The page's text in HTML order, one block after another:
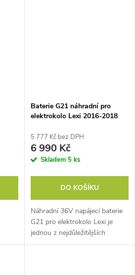
Baterie G21 náhradní pro
elektrokolo Lexi 2016-2018
5 777 Kč bez DPH
6 990 Kč
Skladem 5 ks
DO KOŠÍKU
Náhradní 36V napájecí baterie
G21 pro elektrokolo Lexi je
jednou z nejdůležitějších
součástí elektrokola. Baterie se